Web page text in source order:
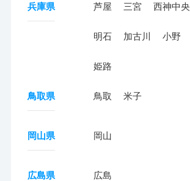
兵庫県 芦屋 三宮 西神中央
明石 加古川 小野
姫路
鳥取県 鳥取 米子
岡山県 岡山
広島県 広島